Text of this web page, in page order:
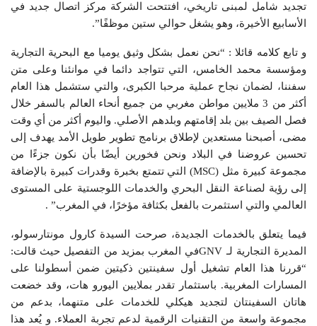
تجديد شامل لمبنى تاريخي، افتتحت الشركة مركز اتصال جديد في
الأسابيع الأخيرة، وهو يشغل حوالي ستين موظفًا”.
و تابع كلامه قائلا : “نحن نعمل بشكل وثيق يوميا مع البحرية التجارية
ومؤسسة محمد الخامس، التي تتواجد دائما في موانئنا وعلى متن
سفننا، لضمان نجاح عملية مرحبا الكبرى، والتي ستشمل هذا العام
أكثر من 3 ملايين مواطن مغربي من جميع أنحاء العالم بالسفر خلال
فصل الصيف بين بلد إقامتهم وبلدهم الأصلي. واليوم أكثر من أي وقت
مضى، أصبحنا مستعدين لإطلاق برنامج تطوير طويل الأمد يهدف إلى
تحسين عروضنا في البلاد ونحن فخورين أيضًا بأن نكون جزءًا من
مجموعة كبيرة مثل (MSC) التي تتمتع بخبرة وقدرات كبيرة بالإضافة
إلى رؤية لصناعة النقل البحري والخدمات اللوجستية على المستوى
العالمي والتي استثمرت بالفعل بكثافة مؤخرًا، في المغرب” .
فيما يتعلق بالخدمات الجديدة، صرحت السيدة كارول مونتارسولو،
المديرة التجارية لـ GNVفي المغرب بمزيد من التفصيل حيث قالت:
“قررنا هذا العام تشغيل أول سفينتين ذكيتين ضمن أسطولنا على
المسارات المغربية. باستثمار تقدر بملايين اليورو هات، وقد خضعت
هاتان السفينتان لتجديد هيكلي للخدمات على متنهما، بدعم من
مجموعة واسعة من التقنيات الرقمية لدعم تجربة العملاء. و يُعد هذا